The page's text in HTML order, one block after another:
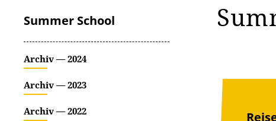
Summer School
Archiv — 2024
Archiv — 2023
Archiv — 2022